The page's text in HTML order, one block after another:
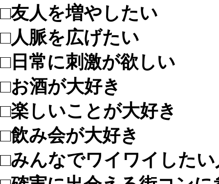
□友人を増やしたい
□人脈を広げたい
□日常に刺激が欲しい
□お酒が大好き
□楽しいことが大好き
□飲み会が大好き
□みんなでワイワイしたい